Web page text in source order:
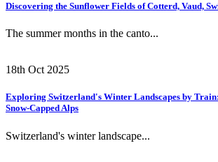
Discovering the Sunflower Fields of Cotterd, Vaud,
The summer months in the canto...
18th Oct 2025
Exploring Switzerland's Winter Landscapes by
Snow-Capped Alps
Switzerland's winter landscape...